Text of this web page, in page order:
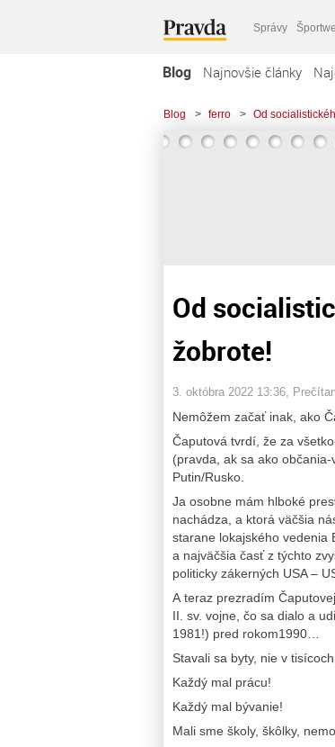
Správy
Blog Najnovšie články
Blog > ferro > Od
Od
žobrote!
3. októbra 2022 13:36 ,
Nemôžem začať inak, ako
Čaputová tvrdí, že za
(pravda, ak sa ako
Putin/Rusko.
Ja osobne mám hlboké
nachádza, a ktorá väčšia
starane lokajského vedenia
a najväčšia časť z týchto
politicky zákerných USA –
A teraz prezradím
II. sv. vojne, čo sa dialo a
1981!) pred rokom1990…
Stavali sa byty, nie v
Každý mal prácu!
Každý mal bývanie!
Mali sme školy, škôlky,